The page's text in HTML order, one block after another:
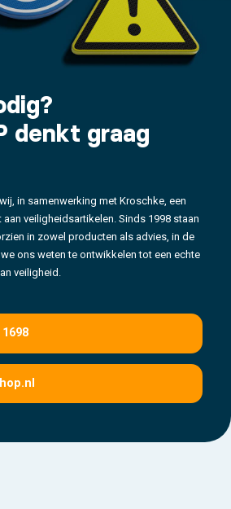
denkt graag
in samenwerking met Kroschke, een
veiligheidsartikelen. Sinds 1998 staan
in zowel producten als advies, in de
ons weten te ontwikkelen tot een echte
veiligheid.
1698